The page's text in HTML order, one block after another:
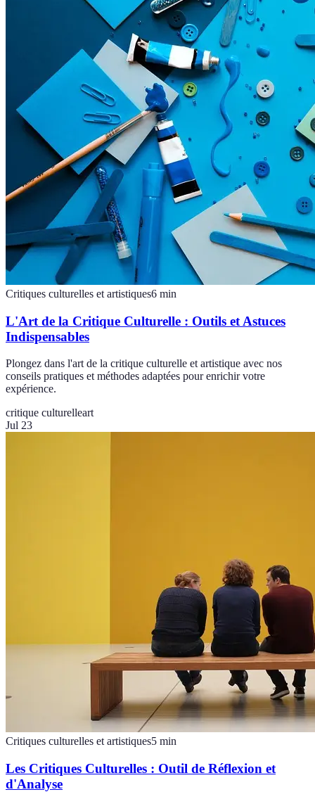
Critiques culturelles et artistiques6 min
L'Art de la Critique Culturelle : Outils et Astuces
Indispensables
Plongez dans l'art de la critique culturelle et artistique avec nos
conseils pratiques et méthodes adaptées pour enrichir votre
expérience.
critique culturelleart
Jul 23
Critiques culturelles et artistiques5 min
Les Critiques Culturelles : Outil de Réflexion et
d'Analyse